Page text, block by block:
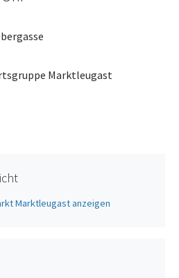
Marktleugast
Marktleugast anzeigen